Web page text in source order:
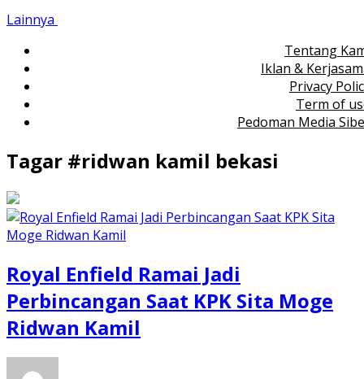
Lainnya
Tentang
Iklan &
Privacy
Term of
Pedoman Media
Tagar #ridwan kamil bekasi
Royal Enfield Ramai Jadi
Perbincangan Saat KPK Sita Moge
Ridwan Kamil